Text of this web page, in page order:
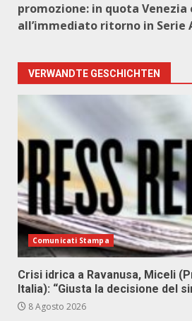
promozione: in quota Venezia
all’immediato ritorno in Serie
VERWANDTE GESCHICHTEN
Comunicati Stampa
Crisi idrica a Ravanusa, Miceli
Italia): “Giusta la decisione del
8 Agosto 2026